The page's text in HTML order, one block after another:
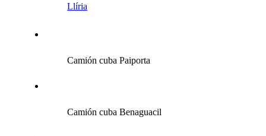
Llíria
Camión cuba Paiporta
Camión cuba Benaguacil